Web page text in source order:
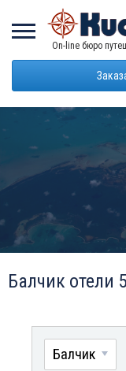
On-line бюро
Балчик отели
Балчик